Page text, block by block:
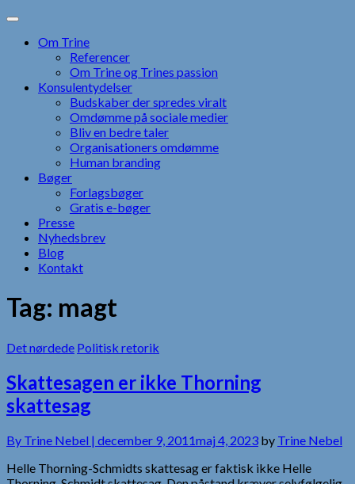
Skip
contentOm Trine
Referencer
Om Trine og Trines passion
Konsulentydelser
Budskaber der spredes viralt
Omdømme på sociale medier
Bliv en bedre taler
Organisationers omdømme
Human branding
Bøger
Forlagsbøger
Gratis e-bøger
Presse
Nyhedsbrev
Blog
Kontakt
Tag: magt
Det nørdede Politisk retorik
Skattesagen er ikke Thorning
skattesag
By Trine Nebel | december 9, 2011maj 4, 2023 by Trine Nebel
Helle Thorning-Schmidts skattesag er faktisk ikke Helle